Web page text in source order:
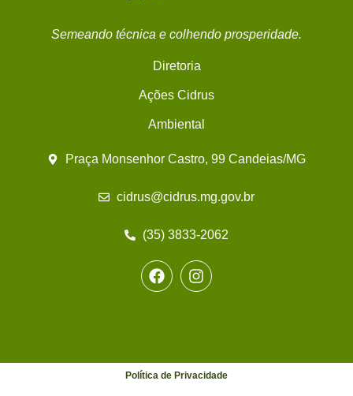
Semeando técnica e colhendo prosperidade.
Diretoria
Ações Cidrus
Ambiental
Praça Monsenhor Castro, 99 Candeias/MG
cidrus@cidrus.mg.gov.br
(35) 3833-2062
Política de Privacidade